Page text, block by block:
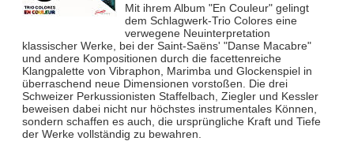
Mit ihrem Album "En Couleur" gelingt
dem Schlagwerk-Trio Colores eine
verwegene Neuinterpretation
klassischer Werke, bei der Saint-Saëns' "Danse Macabre"
und andere Kompositionen durch die facettenreiche
Klangpalette von Vibraphon, Marimba und Glockenspiel in
überraschend neue Dimensionen vorstoßen. Die drei
Schweizer Perkussionisten Staffelbach, Ziegler und Kessler
beweisen dabei nicht nur höchstes instrumentales Können,
sondern schaffen es auch, die ursprüngliche Kraft und Tiefe
der Werke vollständig zu bewahren.